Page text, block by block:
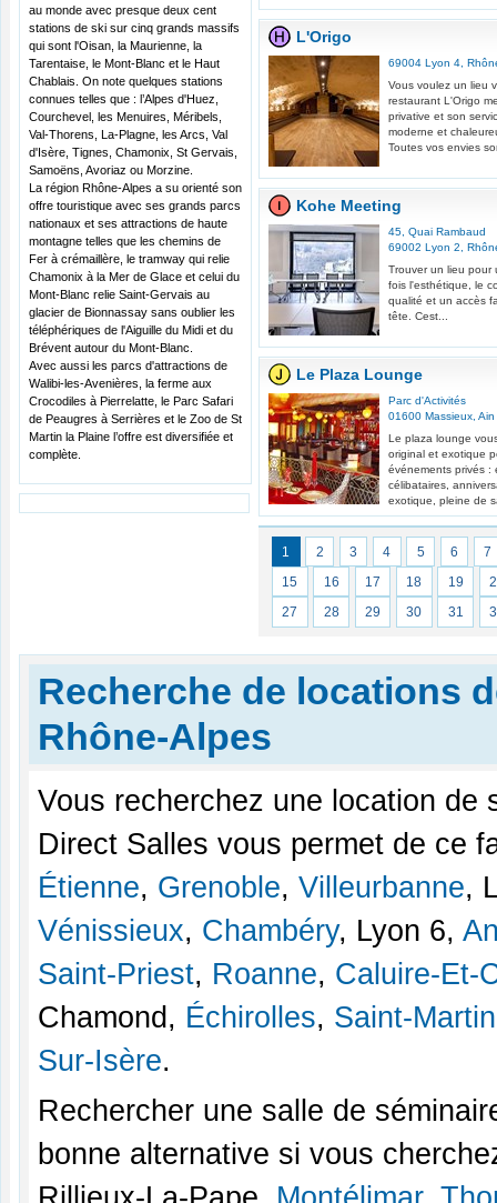
au monde avec presque deux cent
stations de ski sur cinq grands massifs
qui sont l'Oisan, la Maurienne, la
Tarentaise, le Mont-Blanc et le Haut
Chablais. On note quelques stations
connues telles que : l’Alpes d'Huez,
Courchevel, les Menuires, Méribels,
Val-Thorens, La-Plagne, les Arcs, Val
d'Isère, Tignes, Chamonix, St Gervais,
Samoëns, Avoriaz ou Morzine.
La région Rhône-Alpes a su orienté son
offre touristique avec ses grands parcs
nationaux et ses attractions de haute
montagne telles que les chemins de
Fer à crémaillère, le tramway qui relie
Chamonix à la Mer de Glace et celui du
Mont-Blanc relie Saint-Gervais au
glacier de Bionnassay sans oublier les
téléphériques de l'Aiguille du Midi et du
Brévent autour du Mont-Blanc.
Avec aussi les parcs d'attractions de
Walibi-les-Avenières, la ferme aux
Crocodiles à Pierrelatte, le Parc Safari
de Peaugres à Serrières et le Zoo de St
Martin la Plaine l’offre est diversifiée et
complète.
L'Origo
69004 Lyon 4
Vous voulez un lieu
restaurant L'Origo
privative et son
moderne et
Toutes vos envies
Kohe Meeting
45, Quai Rambaud
69002 Lyon 2
Trouver un lieu pour
fois l'esthétique, le
qualité et un accès
tête. Cest...
Le Plaza Lounge
Parc d'Activités
01600 Massieux Ain
Le plaza lounge
original et exotique
événements privés :
célibataires,
exotique, pleine de
1 2 3 4 5 6
7
15
16 17 18 19
27
28 29 30 31
Recherche de locations
Rhône-Alpes
Vous recherchez une location de
Direct Salles vous permet de ce
Étienne, Grenoble, Villeurbanne,
Vénissieux, Chambéry, Lyon 6,
Saint-Priest, Roanne, Caluire-Et-
Chamond, Échirolles, Saint-
Sur-Isère.
Rechercher une salle de
bonne alternative si vous